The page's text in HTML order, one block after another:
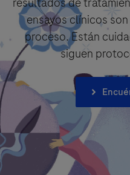
ensayos clínicos
proceso. Están
siguen